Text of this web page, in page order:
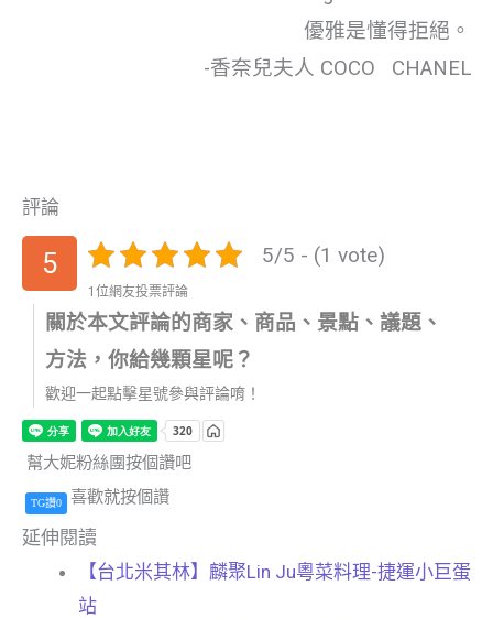
優雅是懂得拒絕。
-香奈兒夫人 COCO CHANEL
評論
5 5/5 - (1 vote)
1位網友投票評論
關於本文評論的商家、商品、景點、議題、
方法，你給幾顆星呢？
歡迎一起點擊星號參與評論唷！
幫大妮粉絲團按個讚吧
TG讚0 喜歡就按個讚
延伸閱讀
【台北米其林】麟聚Lin Ju粵菜料理-捷運小巨蛋
站